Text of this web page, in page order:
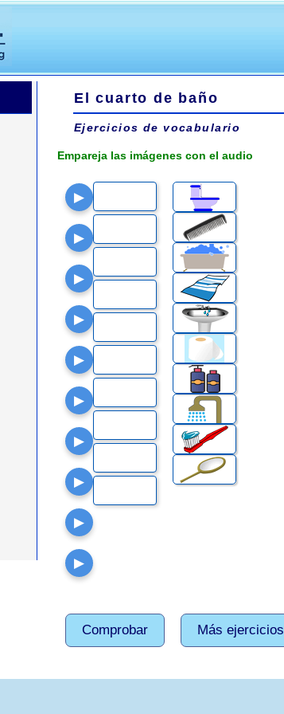
El cuarto de baño
Ejercicios de vocabulario
Empareja las imágenes con el audio
▶
▶
▶
▶
▶
▶
▶
▶
▶
▶
Comprobar Más ejercicios